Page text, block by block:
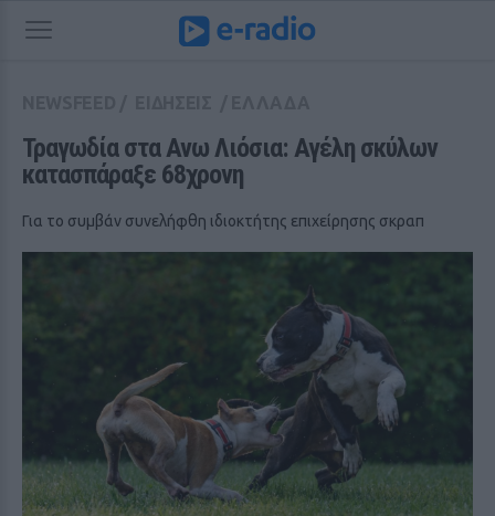
Τραγωδία στα Ανω Λιόσια: Αγέλη σκύλων
κατασπάραξε 68χρονη
Για το συμβάν συνελήφθη ιδιοκτήτης επιχείρησης σκραπ